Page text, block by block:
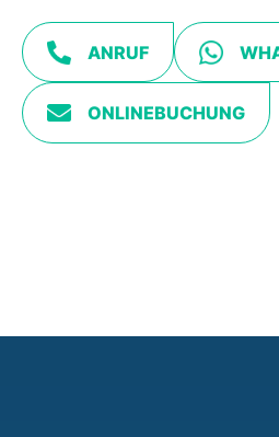
ANRUF
ONLINEBUCHUNG